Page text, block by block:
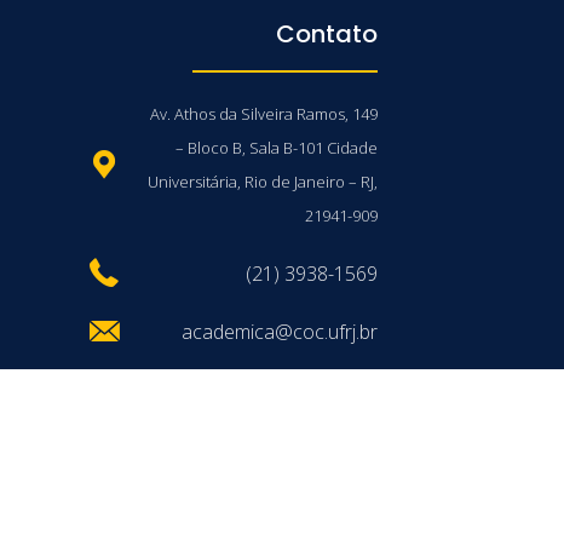
Contato
Av. Athos da Silveira Ramos, 149
– Bloco B, Sala B-101 Cidade
Universitária, Rio de Janeiro – RJ,
21941-909
(21) 3938-1569
academica@coc.ufrj.br